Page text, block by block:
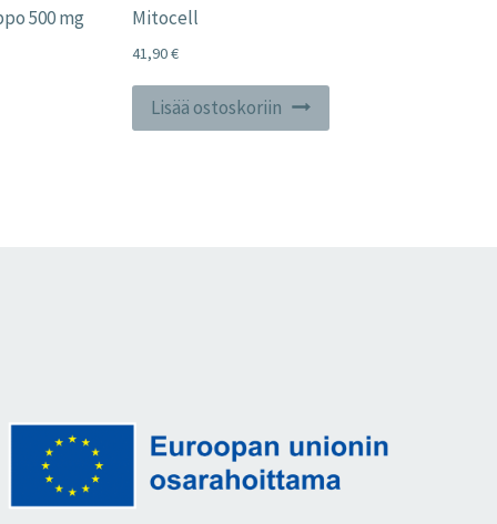
500 mg Mitocell
41,90€
Lisää ostoskoriin